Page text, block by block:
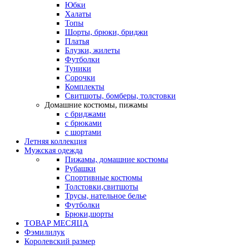
Юбки
Халаты
Топы
Шорты, брюки, бриджи
Платья
Блузки, жилеты
Футболки
Туники
Сорочки
Комплекты
Свитшоты, бомберы, толстовки
Домашние костюмы, пижамы
с бриджами
с брюками
с шортами
Летняя коллекция
Мужская одежда
Пижамы, домашние костюмы
Рубашки
Спортивные костюмы
Толстовки,свитшоты
Трусы, нательное белье
Футболки
Брюки,шорты
ТОВАР МЕСЯЦА
Фэмилилук
Королевский размер